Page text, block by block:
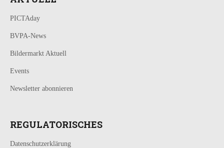
PICTAday
BVPA-News
Bildermarkt Aktuell
Events
Newsletter abonnieren
REGULATORISCHES
Datenschutzerklärung